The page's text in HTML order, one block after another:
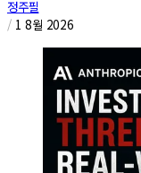
정주필
/ 1 8월 2026